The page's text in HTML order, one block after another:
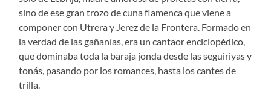
sino de ese gran trozo de cuna flamenca que viene a
componer con Utrera y Jerez de la Frontera. Formado en
la verdad de las gañanías, era un cantaor enciclopédico,
que dominaba toda la baraja jonda desde las seguiriyas y
tonás, pasando por los romances, hasta los cantes de
trilla.